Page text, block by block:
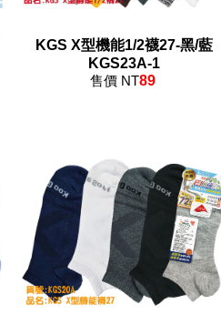
KGS X型機能1/2襪27-黑/藍
KGS23A-1
售價 NT89